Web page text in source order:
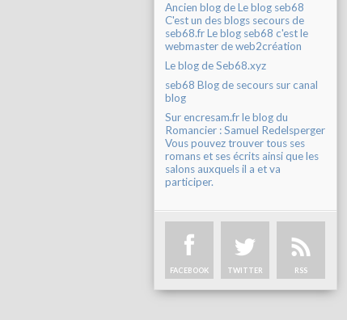
Ancien blog de Le blog seb68
C'est un des blogs secours de
seb68.fr Le blog seb68 c'est le
webmaster de web2création
Le blog de Seb68.xyz
seb68 Blog de secours sur canal
blog
Sur encresam.fr le blog du
Romancier : Samuel Redelsperger
Vous pouvez trouver tous ses
romans et ses écrits ainsi que les
salons auxquels il a et va
participer.
FACEBOOK TWITTER RSS